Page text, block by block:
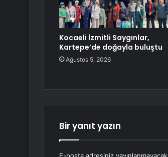
Kocaeli İzmitli Saygınlar,
Kartepe’de doğayla buluştu
Ağustos 5, 2026
Bir yanıt yazın